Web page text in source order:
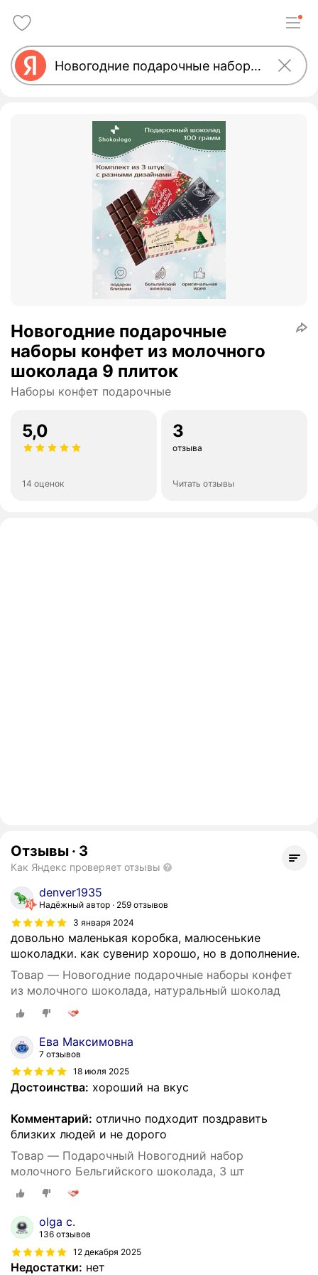
Новогодние подарочные
наборы конфет из молочного
шоколада 9 плиток
Наборы конфет подарочные
5,0
14 оценок
3
отзыва
Читать отзывы
Отзывы · 3
Как Яндекс проверяет отзывы
denver1935
Надёжный автор
259 отзывов
3 января 2024
довольно маленькая коробка, малюсенькие
шоколадки. как сувенир хорошо, но в дополнение.
Товар — Новогодние подарочные наборы конфет
из молочного шоколада, натуральный шоколад
Ева Максимовна
7 отзывов
18 июля 2025
Достоинства: хороший на вкус
Комментарий: отлично подходит поздравить
близких людей и не дорого
Товар — Подарочный Новогодний набор
молочного Бельгийского шоколада, 3 шт
olga c.
136 отзывов
12 декабря 2025
Недостатки: нет